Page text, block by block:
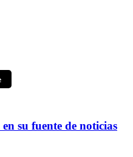
en su fuente de noticias